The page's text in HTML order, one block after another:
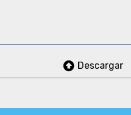
Descargar